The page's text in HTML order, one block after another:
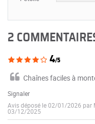
2
4/5
Chaînes faciles à
Signaler
Avis déposé le 02/01/2026 par
03/12/2025